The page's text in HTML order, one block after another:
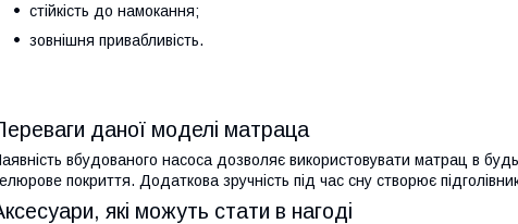
стійкість до намокання;
зовнішня привабливість.
даної моделі матраца
вбудованого насоса дозволяє використовувати матрац в
покриття. Додаткова зручність під час сну створює
які можуть стати в нагоді